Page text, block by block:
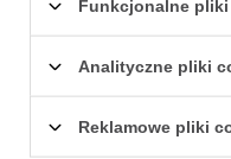
Funkcjonalne
Analityczne pliki
Reklamowe pliki